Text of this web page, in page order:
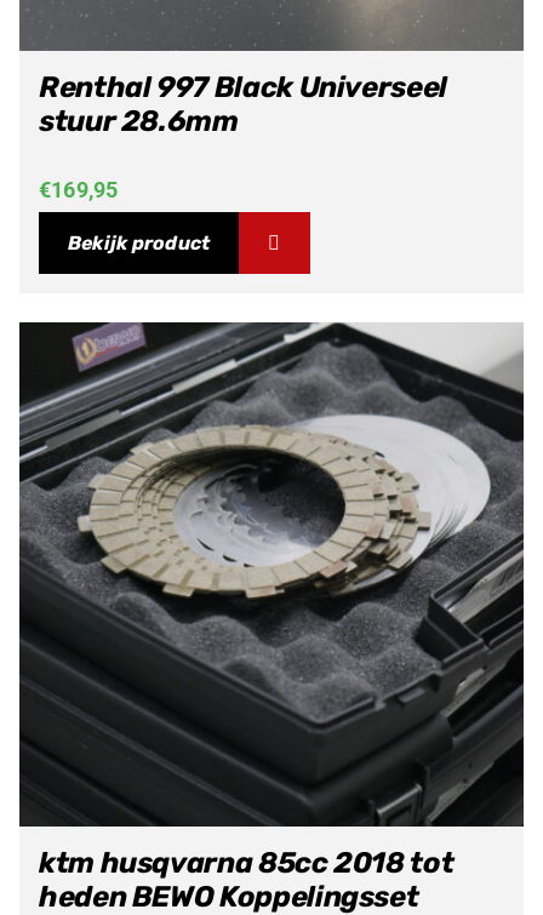
Renthal 997 Black Universeel
stuur 28.6mm
€169,95
Bekijk product
ktm husqvarna 85cc 2018 tot
heden BEWO Koppelingsset